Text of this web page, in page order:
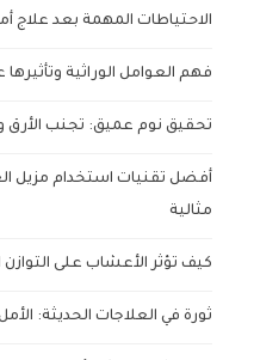
الاحتياطات المهمة بعد علاج
فهم العوامل الوراثية
تحقيق نوم عميق: تجنب الأرق
أفضل تقنيات استخدام مزيل
مثالية
كيف تؤثر الأعشاب على
ثورة في العلاجات الحديثة: